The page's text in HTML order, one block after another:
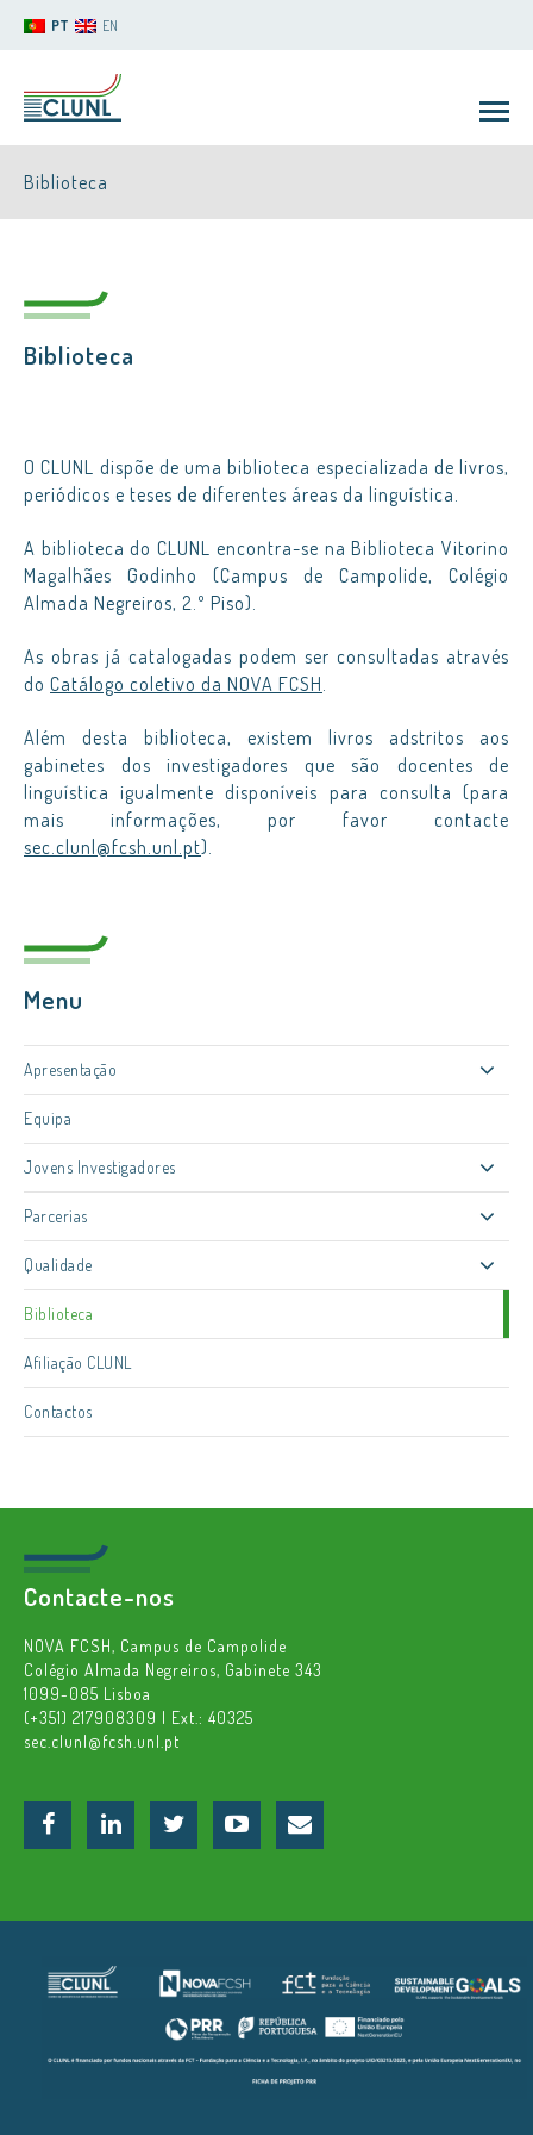
PT EN
CLUNL
Biblioteca
Biblioteca
O CLUNL dispõe de uma biblioteca especializada de livros,
periódicos e teses de diferentes áreas da linguística.
A biblioteca do CLUNL encontra-se na Biblioteca Vitorino
Magalhães Godinho (Campus de Campolide, Colégio
Almada Negreiros, 2.º Piso).
As obras já catalogadas podem ser consultadas através
do Catálogo coletivo da NOVA FCSH.
Além desta biblioteca, existem livros adstritos aos
gabinetes dos investigadores que são docentes de
linguística igualmente disponíveis para consulta (para
mais informações, por favor contacte
sec.clunl@fcsh.unl.pt).
Menu
Apresentação
Equipa
Jovens Investigadores
Parcerias
Qualidade
Biblioteca
Afiliação CLUNL
Contactos
Contacte-nos
NOVA FCSH, Campus de Campolide
Colégio Almada Negreiros, Gabinete 343
1099-085 Lisboa
(+351) 217908309 | Ext.: 40325
sec.clunl@fcsh.unl.pt